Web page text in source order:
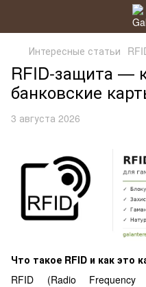
Интересные статьи
RFID-защита —
банковские
3 августа 2026
Что такое RFID и как это
RFID (Radio Frequency